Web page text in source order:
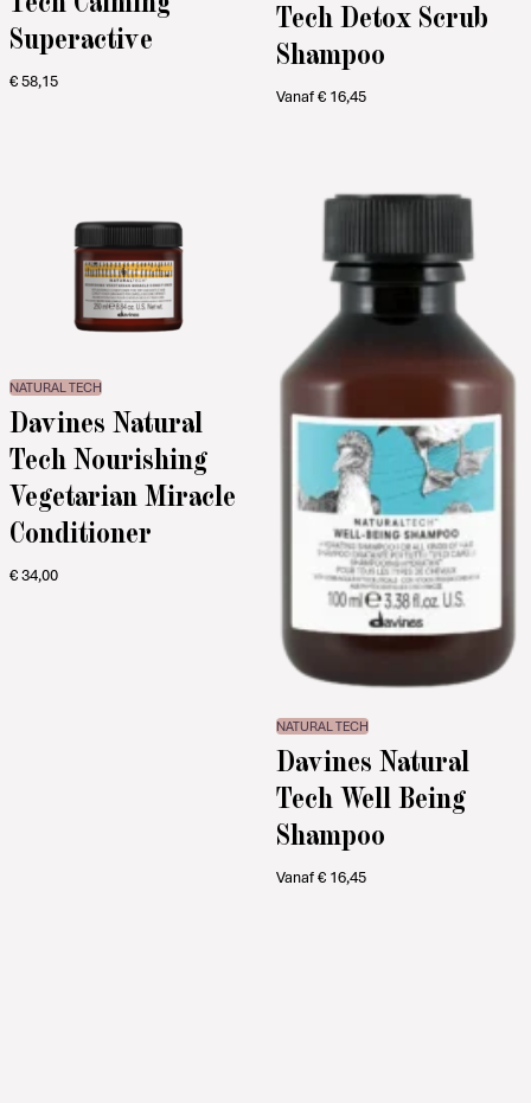
Superactive
€58,15
Tech Detox Scrub
Shampoo
Vanaf€16,45
NATURAL TECH
Davines Natural
Tech Nourishing
Vegetarian Miracle
Conditioner
€34,00
NATURAL TECH
Davines Natural
Tech Well Being
Shampoo
Vanaf€16,45